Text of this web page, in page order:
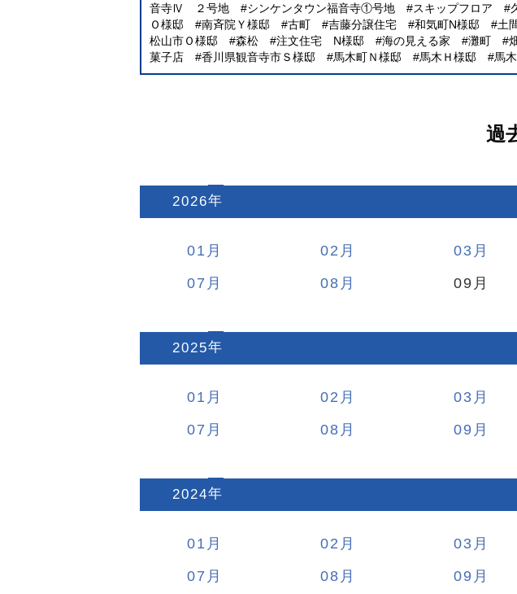
音寺Ⅳ ２号地
シンケンタウン福音寺①号地 スキップフロア
Ｏ様邸
南斉院Ｙ様邸 古町 吉藤分譲住宅 和気町N様邸 土
松山市Ｏ様邸
森松 注文住宅 N様邸 海の見える家 灘町
菓子店
香川県観音寺市Ｓ様邸 馬木町Ｎ様邸 馬木Ｈ様邸 馬
過
2026:
01 02 03
07
08 09
2025:
01 02 03
07
08 09
2024:
01 02 03
07
08 09